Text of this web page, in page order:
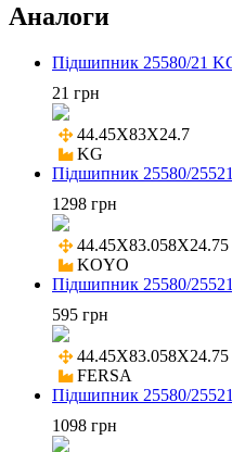
Аналоги
Підшипник 25580/21
21 грн
44.45X83X24.7
KG
Підшипник 25580/
1298 грн
44.45X83.058X24.75
KOYO
Підшипник 25580/
595 грн
44.45X83.058X24.75
FERSA
Підшипник 25580/
1098 грн